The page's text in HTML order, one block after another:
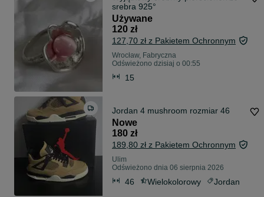
srebra 925°
Używane
120 zł
127,70 zł z Pakietem Ochronnym
Wrocław, Fabryczna
Odświeżono dzisiaj o 00:55
15
Jordan 4 mushroom rozmiar 46
Nowe
180 zł
189,80 zł z Pakietem Ochronnym
Ulim
Odświeżono dnia 06 sierpnia 2026
46 Wielokolorowy Jordan